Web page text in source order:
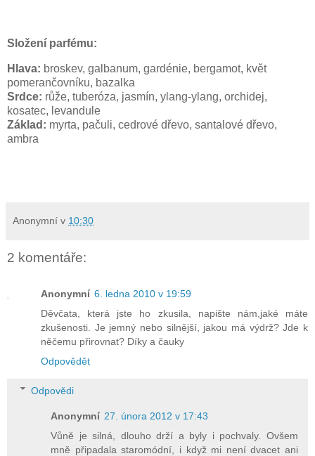
Složení parfému:
Hlava: broskev, galbanum, gardénie, bergamot, květ
pomerančovníku, bazalka
Srdce: růže, tuberóza, jasmín, ylang-ylang, orchidej,
kosatec, levandule
Základ: myrta, pačuli, cedrové dřevo, santalové dřevo,
ambra
Anonymní v 10:30
2 komentáře:
Anonymní 6. ledna 2010 v 19:59
Děvčata, která jste ho zkusila, napište nám,jaké máte
zkušenosti. Je jemný nebo silnější, jakou má výdrž? Jde k
něčemu přirovnat? Díky a čauky
Odpovědět
Odpovědi
Anonymní 27. února 2012 v 17:43
Vůně je silná, dlouho drží a byly i pochvaly. Ovšem
mně připadala staromódní, i když mi není dvacet ani